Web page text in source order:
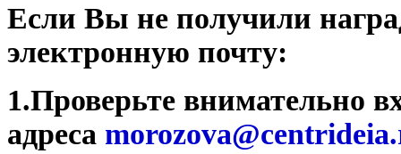
Если Вы не получили
электронную почту:
1.Проверьте внимательно
адреса